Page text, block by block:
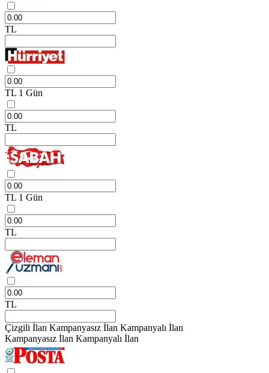
TL
TL 1 Gün
TL
TL 1 Gün
TL
TL
Çizgili İlan Kampanyasız İlan Kampanyalı İlan
Kampanyasız İlan Kampanyalı İlan